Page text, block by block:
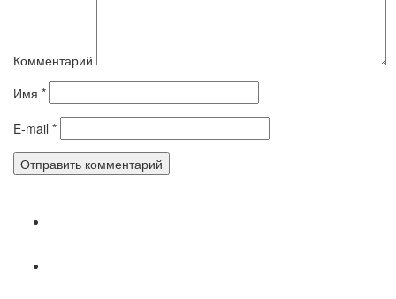
Комментарий
Имя *
E-mail *